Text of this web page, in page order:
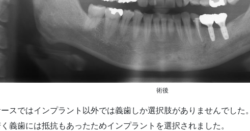
術後
スではインプラント以外では義歯しか選択肢がありませんでした。
く義歯には抵抗もあったためインプラントを選択されました。